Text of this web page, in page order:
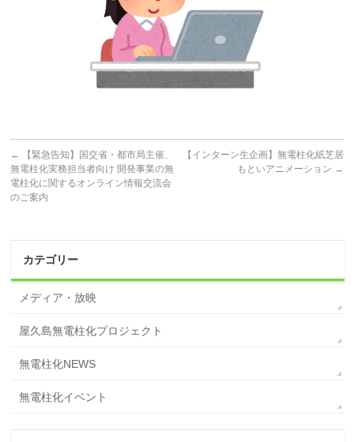
←
【緊急告知】国交省・都市局主催、
無電柱化実務担当者向け 開発事業の無
電柱化に関するオンライン情報交流会
のご案内
【インターン生企画】無電柱化紙芝居
もといアニメーション →
カテゴリー
メディア・放映
屋久島無電柱化プロジェクト
無電柱化NEWS
無電柱化イベント